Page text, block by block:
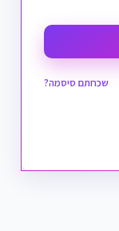
שכחתם סיסמה?